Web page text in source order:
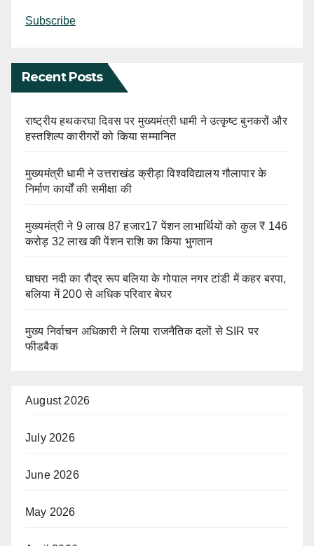
Subscribe
Recent Posts
राष्ट्रीय हथकरघा दिवस पर मुख्यमंत्री धामी ने उत्कृष्ट बुनकरों और
हस्तशिल्प कारीगरों को किया सम्मानित
मुख्यमंत्री धामी ने उत्तराखंड क्रीड़ा विश्वविद्यालय गौलापार के
निर्माण कार्यों की समीक्षा की
मुख्यमंत्री ने 9 लाख 87 हजार17 पेंशन लाभार्थियों को कुल ₹ 146
करोड़ 32 लाख की पेंशन राशि का किया भुगतान
घाघरा नदी का रौद्र रूप बलिया के गोपाल नगर टांडी में कहर बरपा,
बलिया में 200 से अधिक परिवार बेघर
मुख्य निर्वाचन अधिकारी ने लिया राजनैतिक दलों से SIR पर
फीडबैक
August 2026
July 2026
June 2026
May 2026